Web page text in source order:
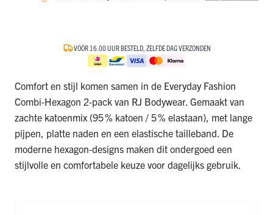
VÓÓR 16.00 UUR BESTELD, ZELFDE DAG VERZONDEN
Comfort en stijl komen samen in de Everyday Fashion
Combi‑Hexagon 2‑pack van RJ Bodywear. Gemaakt van
zachte katoenmix (95 % katoen / 5 % elastaan), met lange
pijpen, platte naden en een elastische tailleband. De
moderne hexagon‑designs maken dit ondergoed een
stijlvolle en comfortabele keuze voor dagelijks gebruik.